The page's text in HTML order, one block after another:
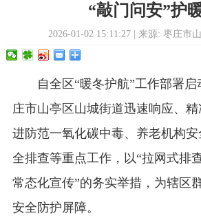
“敲门问安”护
2026-01-02 15:11:27 | 来源: 枣庄市
自全区“暖冬护航”工作部署
庄市山亭区山城街道迅速响应、
进防范一氧化碳中毒、养老机构
全排查等重点工作，以“拉网式排
常态化宣传”的务实举措，为辖区
安全防护屏障。